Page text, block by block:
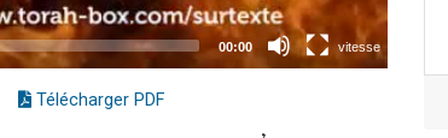
Télécharger PDF